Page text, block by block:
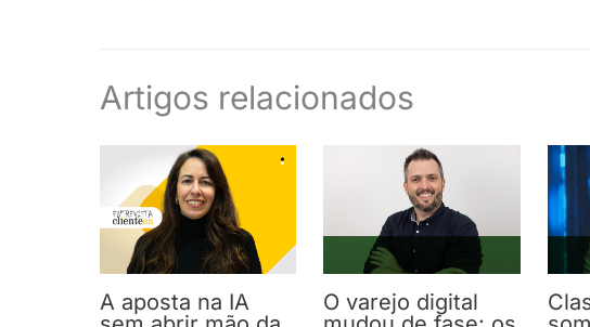
Artigos relacionados
A aposta na IA
O varejo digital